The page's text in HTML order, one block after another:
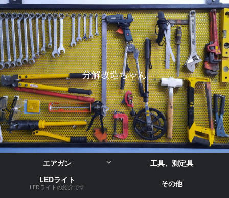
分解改造ちゃん
エアガン
工具、測定具
LEDライト
LEDライトの紹介です
その他